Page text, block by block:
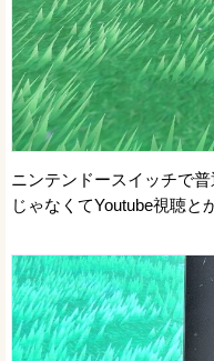
ニンテンドースイッチで
じゃなくてYoutube視聴と